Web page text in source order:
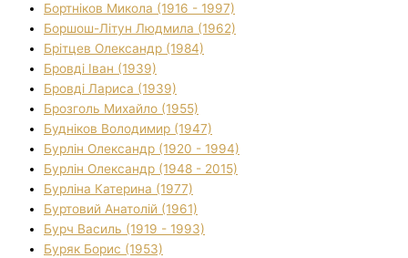
Бортніков Микола (1916 - 1997)
Боршош-Літун Людмила (1962)
Брітцев Олександр (1984)
Бровді Іван (1939)
Бровді Лариса (1939)
Брозголь Михайло (1955)
Будніков Володимир (1947)
Бурлін Олександр (1920 - 1994)
Бурлін Олександр (1948 - 2015)
Бурліна Катерина (1977)
Буртовий Анатолій (1961)
Бурч Василь (1919 - 1993)
Буряк Борис (1953)